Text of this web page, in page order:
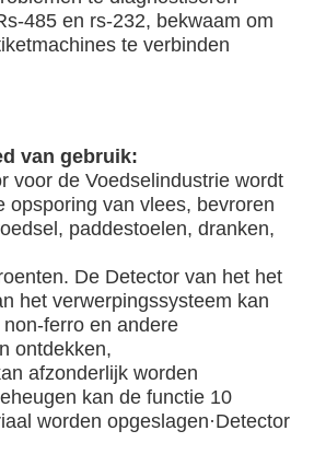
485 en rs-232, bekwaam om
te verbinden
van gebruik:
voor de Voedselindustrie wordt
opsporing van vlees, bevroren
paddestoelen, dranken,
De Detector van het het
het verwerpingssysteem kan
ferro en andere
ontdekken,
afzonderlijk worden
kan de functie 10
worden opgeslagen·Detector